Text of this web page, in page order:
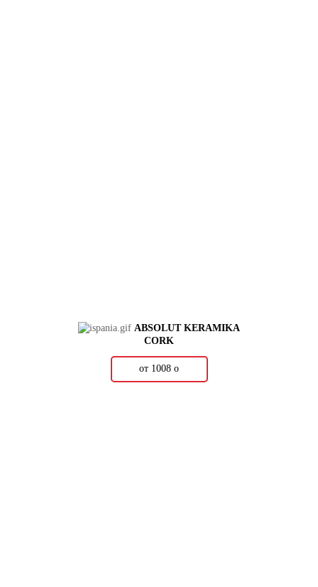
ABSOLUT KERAMIKA
CORK
от 1008 о